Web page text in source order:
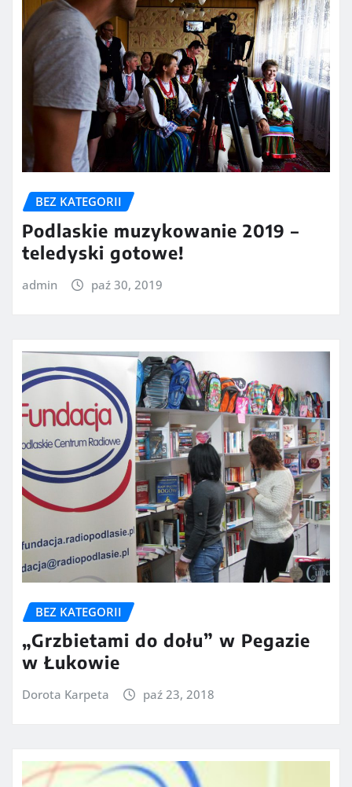
BEZ KATEGORII
Podlaskie muzykowanie 2019 –
teledyski gotowe!
admin paź 30, 2019
BEZ KATEGORII
„Grzbietami do dołu” w Pegazie
w Łukowie
Dorota Karpeta paź 23, 2018